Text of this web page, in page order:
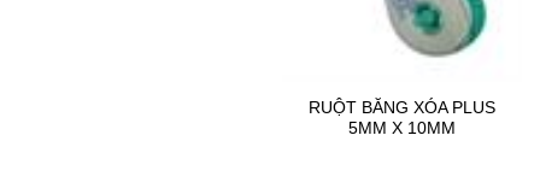
RUỘT BĂNG XÓA PLUS
5MM X 10MM